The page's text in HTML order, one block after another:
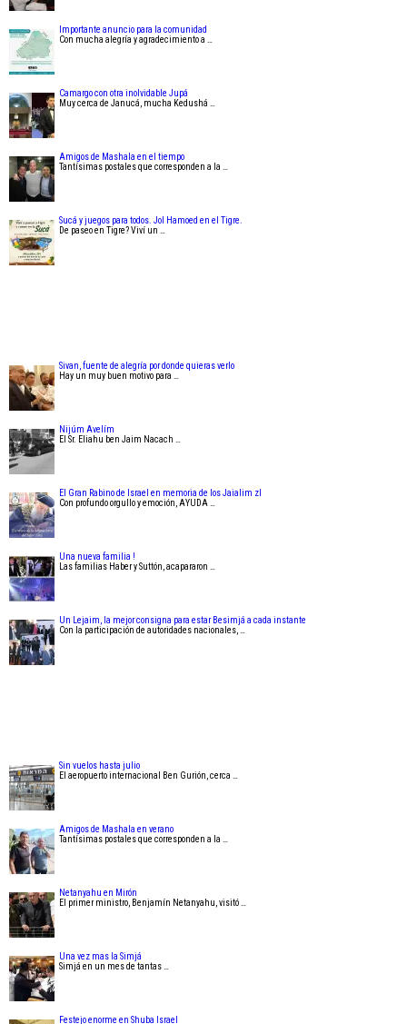
Importante anuncio para la comunidad
Con mucha alegría y agradecimiento a …
Camargo con otra inolvidable Jupá
Muy cerca de Janucá, mucha Kedushá …
Amigos de Mashala en el tiempo
Tantísimas postales que corresponden a la …
Sucá y juegos para todos. Jol Hamoed en el Tigre.
De paseo en Tigre? Viví un …
Sivan, fuente de alegría por donde quieras verlo
Hay un muy buen motivo para …
Nijúm Avelím
El Sr. Eliahu ben Jaim Nacach …
El Gran Rabino de Israel en memoria de los Jaialim zl
Con profundo orgullo y emoción, AYUDA …
Una nueva familia !
Las familias Haber y Suttón, acapararon …
Un Lejaim, la mejor consigna para estar Besimjá a cada instante
Con la participación de autoridades nacionales, …
Sin vuelos hasta julio
El aeropuerto internacional Ben Gurión, cerca …
Amigos de Mashala en verano
Tantísimas postales que corresponden a la …
Netanyahu en Mirón
El primer ministro, Benjamín Netanyahu, visitó …
Una vez mas la Simjá
Simjá en un mes de tantas …
Festejo enorme en Shuba Israel